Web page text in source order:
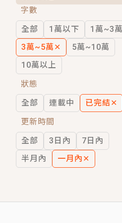
穿越｜《穿越遠
字數
全部
1萬以下
1萬~3萬
3萬~5萬 ✕
5萬~10萬
10萬以上
狀態
全部
連載中 已完結✕
更新時間
全部
3日內
7日內
半月內
一月內 ✕